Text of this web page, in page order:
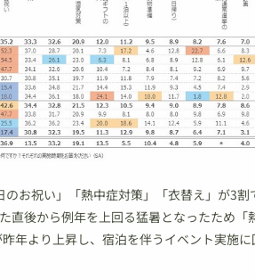
お祝い」「熱中症対策」「衣替え」が3割
直後から例年を上回る猛暑となったため「
年より上昇し、宿泊を伴うイベント実施に